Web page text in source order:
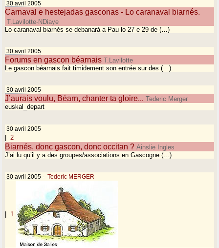
30 avril 2005
Carnaval e hestejadas gasconas - Lo caranaval biarnés.
T.Lavilotte-NDiaye
Lo caranaval biarnés se debanarà a Pau lo 27 e 29 de (…)
30 avril 2005
Forums en gascon béarnais T.Lavilotte
Le gascon béarnais fait timidement son entrée sur des (…)
30 avril 2005
J’aurais voulu, Béarn, chanter ta gloire... Tederic Merger
euskal_depart
30 avril 2005
2
Biarnés, donc gascon, donc occitan ? Ainslie Ingles
J’ai lu qu’il y a des groupes/associations en Gascogne (…)
30 avril 2005 - Tederic MERGER
| 1